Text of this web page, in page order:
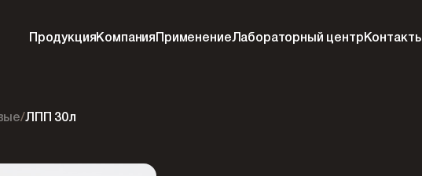
Продукция Компания ПрименениеЛабораторный центр Контакты
/ЛПП 30л